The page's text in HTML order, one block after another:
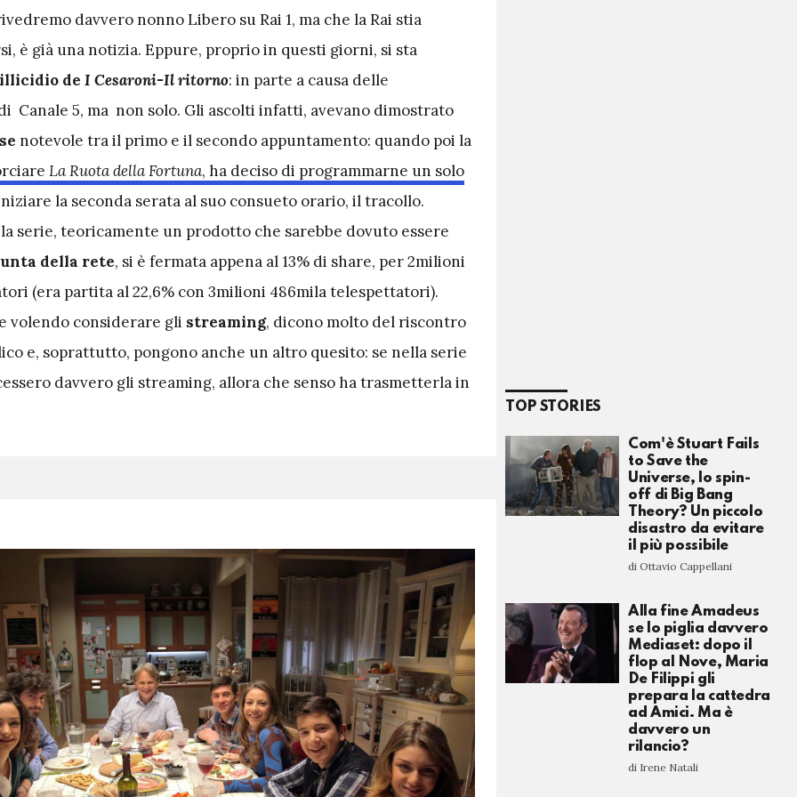
davvero nonno Libero su Rai 1, ma che la Rai stia
è già una notizia. Eppure, proprio in questi giorni, si sta
de I Cesaroni-Il ritorno: in parte a causa delle
Canale 5, ma non solo. Gli ascolti infatti, avevano dimostrato
notevole tra il primo e il secondo appuntamento: quando poi la
La Ruota della Fortuna, ha deciso di programmarne un solo
la seconda serata al suo consueto orario, il tracollo.
serie, teoricamente un prodotto che sarebbe dovuto essere
della rete, si è fermata appena al 13% di share, per 2milioni
(era partita al 22,6% con 3milioni 486mila telespettatori).
volendo considerare gli streaming, dicono molto del riscontro
e, soprattutto, pongono anche un altro quesito: se nella serie
davvero gli streaming, allora che senso ha trasmetterla in
TOP STORIES
Com'è Stuart Fails
to Save the
Universe, lo spin-
off di Big Bang
Theory? Un piccolo
disastro da evitare
il più possibile
di Ottavio Cappellani
Alla fine Amadeus
se lo piglia davvero
Mediaset: dopo il
flop al Nove, Maria
De Filippi gli
prepara la cattedra
ad Amici. Ma è
davvero un
rilancio?
di Irene Natali